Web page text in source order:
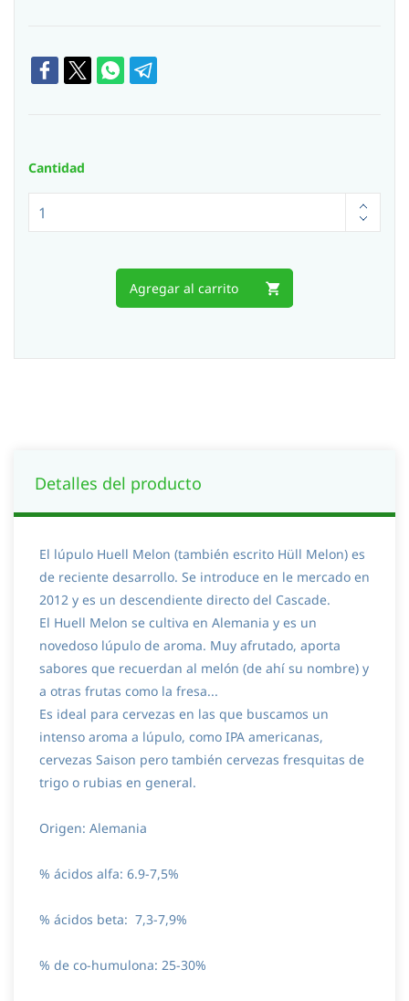
Cantidad
Agregar al carrito
Detalles del producto
El lúpulo Huell Melon (también escrito Hüll Melon) es
de reciente desarrollo. Se introduce en le mercado en
2012 y es un descendiente directo del Cascade.
El Huell Melon se cultiva en Alemania y es un
novedoso lúpulo de aroma. Muy afrutado, aporta
sabores que recuerdan al melón (de ahí su nombre) y
a otras frutas como la fresa...
Es ideal para cervezas en las que buscamos un
intenso aroma a lúpulo, como IPA americanas,
cervezas Saison pero también cervezas fresquitas de
trigo o rubias en general.
Origen: Alemania
% ácidos alfa: 6.9-7,5%
% ácidos beta: 7,3-7,9%
% de co-humulona: 25-30%